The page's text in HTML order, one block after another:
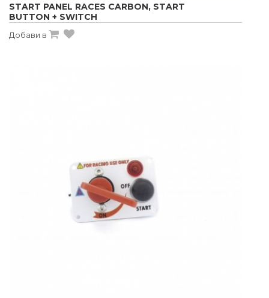
START PANEL RACES CARBON, START
BUTTON + SWITCH
Добави в